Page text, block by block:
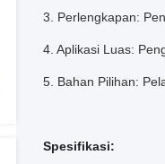
3. Perlengkapan:
4. Aplikasi Luas:
5. Bahan Pilihan:
Spesifikasi: